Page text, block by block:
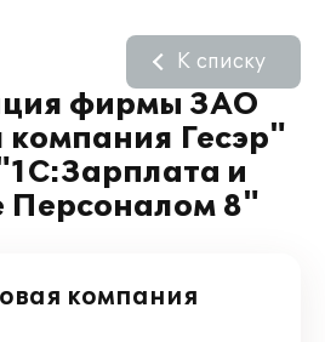
фирмы ЗАО
Гесэр"
и
Персоналом 8"
К списку
компания